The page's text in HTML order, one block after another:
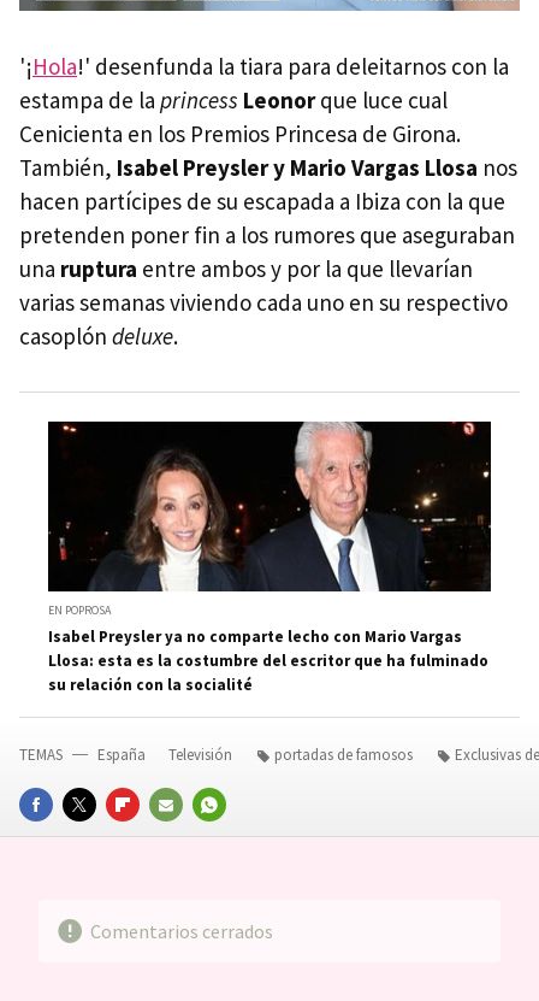
'¡Hola!' desenfunda la tiara para deleitarnos con la
estampa de la princess Leonorque luce cual
Cenicienta en los Premios Princesa de Girona.
También, Isabel Preysler y Mario Vargas Llosa nos
hacen partícipes de su escapada a Ibiza con la que
pretenden poner fin a los rumores que aseguraban
una ruptura entre ambos y por la que llevarían
varias semanas viviendo cada uno en su respectivo
casoplón deluxe.
EN POPROSA
Isabel Preysler ya no comparte lecho con Mario Vargas
Llosa: esta es la costumbre del escritor que ha fulminado
su relación con la socialité
FACEBOOKTWITTERFLIPBOARD
E-
WHATSAPP
TEMAS España Televisión portadas de famosos Exclusivas
Comentarios cerrados